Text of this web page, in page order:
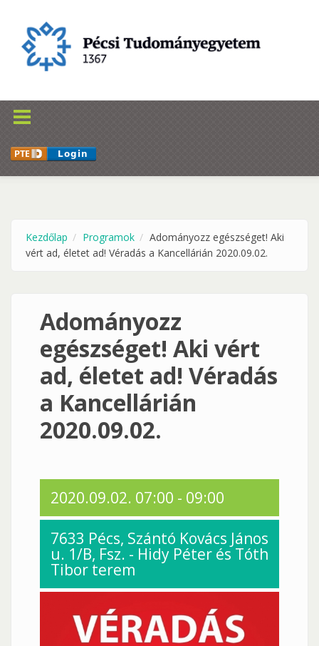
Kezdőlap Programok
Adományozz egészséget! Aki
vért ad, életet ad! Véradás a Kancellárián 2020.09.02.
Adományozz
egészséget! Aki vért
ad, életet ad! Véradás
a Kancellárián
2020.09.02.
2020.09.02. 07:00 - 09:00
7633 Pécs, Szántó Kovács János
u. 1/B, Fsz. - Hidy Péter és Tóth
Tibor terem